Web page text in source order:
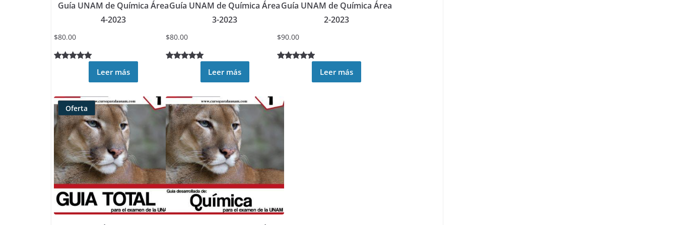
Guía UNAM de Química Área
4-2023
$80.00
en
puntuacione
s de
clientes
Leer más
Guía UNAM de Química Área
3-2023
$80.00
en
puntuacione
s de
clientes
Leer más
Guía UNAM de Química Área
2-2023
$90.00
basado en
Leer más
Oferta
Producto
rebajado